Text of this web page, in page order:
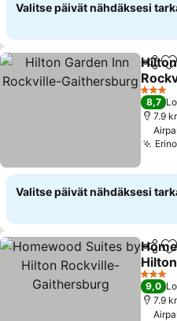
Valitse päivät nähdäksesi
Jaa
3
8,7
7.9
Valitse päivät nähdäksesi
Jaa
3
9,0
7.9